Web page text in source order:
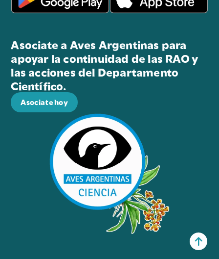
Asociate a Aves Argentinas para
apoyar la continuidad de las RAO y
las acciones del Departamento
Científico.
Asociate hoy